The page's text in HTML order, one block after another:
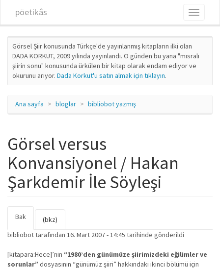
pöetikâs
Toggle
Görsel Şiir konusunda Türkçe'de yayınlanmış kitapların ilki olan
DADA KORKUT, 2009 yılında yayınlandı. O günden bu yana "mısralı
şiirin sonu" konusunda ürkülen bir kitap olarak endam ediyor ve
okurunu arıyor. Dada Korkut'u satın almak için tıklayın.
Ana sayfa bloglar bibliobot yazmış
Görsel versus
Konvansiyonel / Hakan
Şarkdemir İle Söyleşi
Birincil sekmeler
Bak
sekme)
(bkz)
bibliobottarafından 16. Mart 2007 - 14:45 tarihinde gönderildi
[kitapara:Hece]’nin “1980’den günümüze şiirimizdeki eğilimler ve
sorunlar” dosyasının “günümüz şiiri” hakkındaki ikinci bölümü için